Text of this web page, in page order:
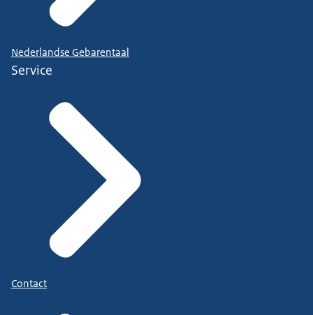
Nederlandse Gebarentaal
Service
Contact